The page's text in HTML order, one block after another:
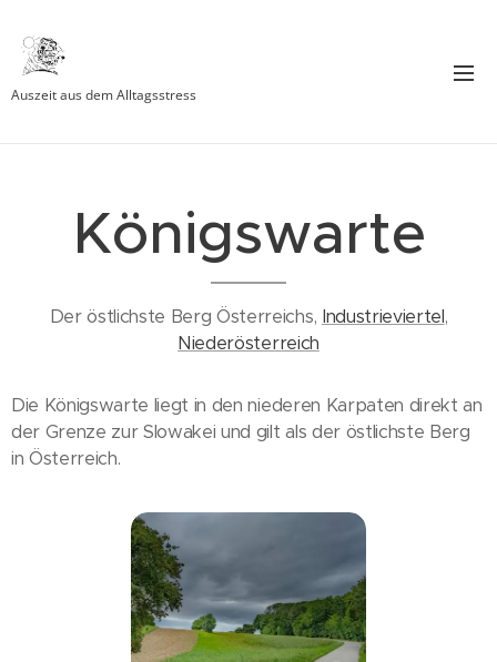
Auszeit aus dem Alltagsstress
Königswarte
Der östlichste Berg Österreichs, Industrieviertel,
Niederösterreich
Die Königswarte liegt in den niederen Karpaten direkt an
der Grenze zur Slowakei und gilt als der östlichste Berg
in Österreich.